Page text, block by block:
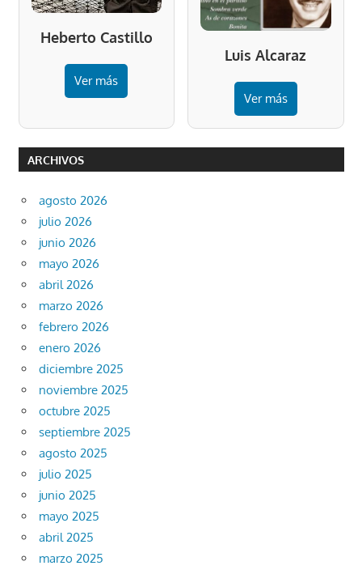
Heberto Castillo
Ver más
Luis Alcaraz
Ver más
ARCHIVOS
agosto 2026
julio 2026
junio 2026
mayo 2026
abril 2026
marzo 2026
febrero 2026
enero 2026
diciembre 2025
noviembre 2025
octubre 2025
septiembre 2025
agosto 2025
julio 2025
junio 2025
mayo 2025
abril 2025
marzo 2025